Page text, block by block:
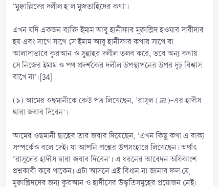
‘মুক্বাল্লিদের দলীল হ’ল মুজতাহিদের কথা’।
এখন যদি একজন ব্যক্তি ইমাম আবূ হানীফার মুক্বাল্লিদ হওয়ার দাবীদার
হয় এবং সাথে সাথে সে ইমাম আবূ হানীফার কথার সাথে বা
আলাদাভাবে কুরআন ও সুন্নাহর দলীল তলব করে, তবে অন্য কথায়
সে নিজের ইমাম ও পথ প্রদর্শকের দলীল উপস্থাপনের উপর দৃঢ় বিশ্বাস
রাখে না’।[34]
(৯) আমের ওছমানীকে কেউ পত্র লিখেছেন, ‘রাসূল (ﷺ)-এর হাদীস
দ্বারা জবাব দিবেন’।
আমের ওছমানী ছাহেব তার জবাব দিয়েছেন, ‘এখন কিছু কথা এ বাক্য
সম্পর্কেও বলে দেই। যা আপনি প্রশ্নের উপসংহারে লিখেছেন। অর্থাৎ
‘রাসূলের হাদীস দ্বারা জবাব দিবেন’। এ ধরনের আবেদন অধিকাংশ
প্রশ্নকারী করে থাকেন। এটা আসলে এই বিধান না জানার ফল যে,
মুক্বাল্লিদদের জন্য কুরআন ও হাদীসের উদ্ধৃতিসমূহের প্রয়োজন নেই।